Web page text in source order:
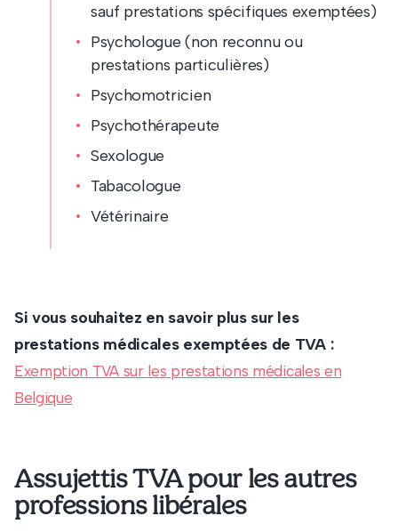
sauf prestations spécifiques exemptées)
Psychologue (non reconnu ou
prestations particulières)
Psychomotricien
Psychothérapeute
Sexologue
Tabacologue
Vétérinaire
Si vous souhaitez en savoir plus sur les
prestations médicales exemptées de TVA :
Exemption TVA sur les prestations médicales en
Belgique
Assujettis TVA pour les autres
professions libérales